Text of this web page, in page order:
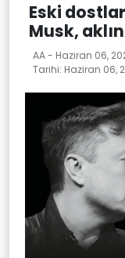
Eski
Musk,
AA - Haziran 06,
Tarihi: Haziran 06,